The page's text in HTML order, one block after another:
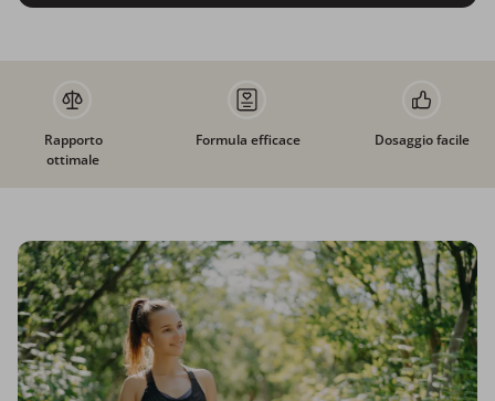
Rapporto
ottimale
Formula efficace Dosaggio facile